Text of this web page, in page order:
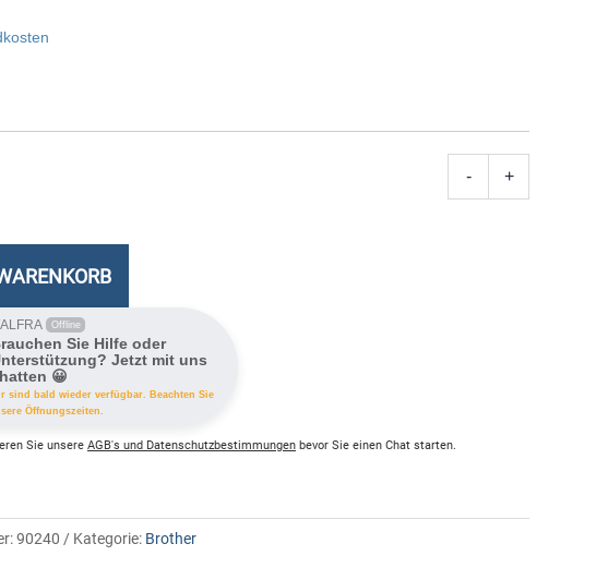
- +
Offline
Sie Hilfe oder
Jetzt mit uns
😀
sind bald wieder verfügbar. Beachten Sie
Öffnungszeiten.
Sie unsere AGB's und Datenschutzbestimmungen bevor Sie einen Chat starten.
90240 Kategorie: Brother